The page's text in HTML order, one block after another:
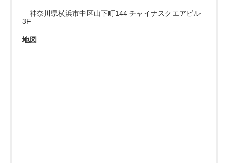
神奈川県横浜市中区山下町144 チャイナスクエアビル
3F
地図